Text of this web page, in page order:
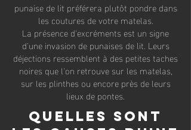
punaise de lit préférera plutôt pondre dans
les coutures de votre matelas.
La présence d'excréments est un signe
d'une invasion de punaises de lit. Leurs
déjections ressemblent à des petites taches
noires que l'on retrouve sur les matelas,
sur les plinthes ou encore près de leurs
lieux de pontes.
Quelles sont